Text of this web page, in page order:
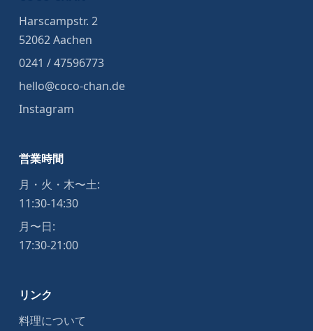
Harscampstr. 2
52062 Aachen
0241 / 47596773
hello@coco-chan.de
Instagram
営業時間
月・火・木〜土:
11:30-14:30
月〜日:
17:30-21:00
リンク
料理について